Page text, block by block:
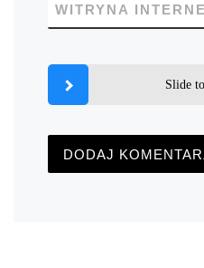
WITRYNA
Slide